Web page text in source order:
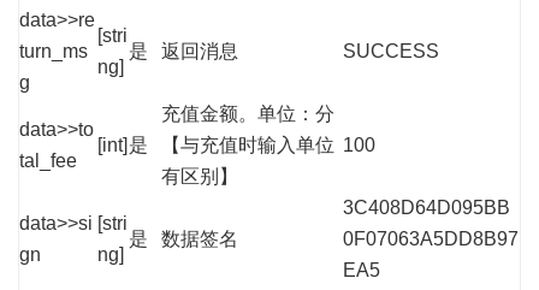
data>>re
turn_ms
g
[stri
ng]
是 返回消息 SUCCESS
data>>to
tal_fee
[int] 是
充值金额。单位：分
【与充值时输入单位
有区别】
100
data>>si
gn
[stri
ng]
是 数据签名
3C408D64D095BB
0F07063A5DD8B97
EA5